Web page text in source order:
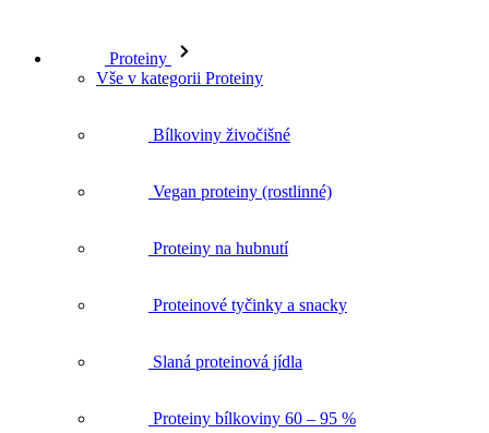
Proteiny
Vše v kategorii Proteiny
Bílkoviny živočišné
Vegan proteiny (rostlinné)
Proteiny na hubnutí
Proteinové tyčinky a snacky
Slaná proteinová jídla
Proteiny bílkoviny 60 – 95 %